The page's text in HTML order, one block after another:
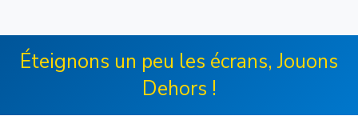
Éteignons un peu les écrans, Jouons
Dehors !